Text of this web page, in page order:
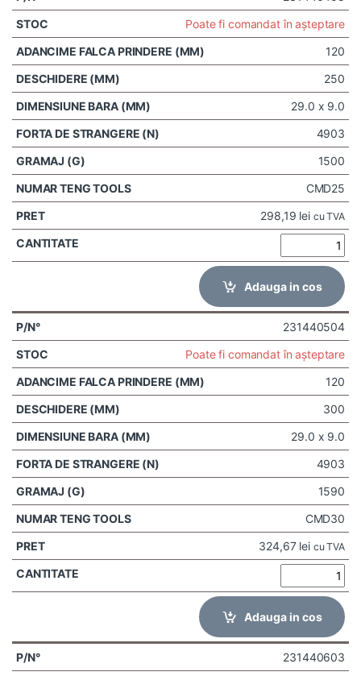
Poate fi comandat în așteptare
120
250
29.0 x 9.0
4903
1500
CMD25
298,19 lei cu TVA
Adauga in cos
231440504
Poate fi comandat în așteptare
120
300
29.0 x 9.0
4903
1590
CMD30
324,67 lei cu TVA
Adauga in cos
231440603